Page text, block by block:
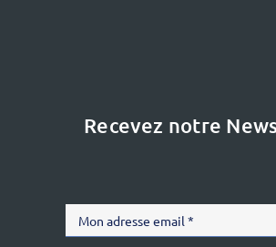
Recevez notre